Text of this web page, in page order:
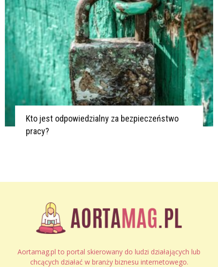
Kto jest odpowiedzialny za bezpieczeństwo
pracy?
Aortamag.pl to portal skierowany do ludzi działających lub
chcących działać w branży biznesu internetowego.